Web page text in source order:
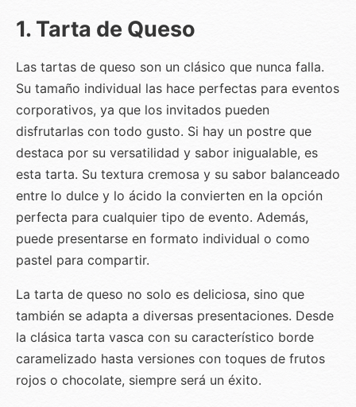
1. Tarta de Queso
Las tartas de queso son un clásico que nunca falla.
Su tamaño individual las hace perfectas para eventos
corporativos, ya que los invitados pueden
disfrutarlas con todo gusto. Si hay un postre que
destaca por su versatilidad y sabor inigualable, es
esta tarta. Su textura cremosa y su sabor balanceado
entre lo dulce y lo ácido la convierten en la opción
perfecta para cualquier tipo de evento. Además,
puede presentarse en formato individual o como
pastel para compartir.
La tarta de queso no solo es deliciosa, sino que
también se adapta a diversas presentaciones. Desde
la clásica tarta vasca con su característico borde
caramelizado hasta versiones con toques de frutos
rojos o chocolate, siempre será un éxito.